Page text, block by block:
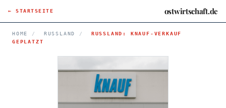
← STARTSEITE ostwirtschaft.de
HOME / RUSSLAND /
RUSSLAND: KNAUF-VERKAUF
GEPLATZT